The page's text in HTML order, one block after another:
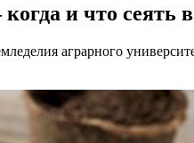
когда и что сеять
аграрного